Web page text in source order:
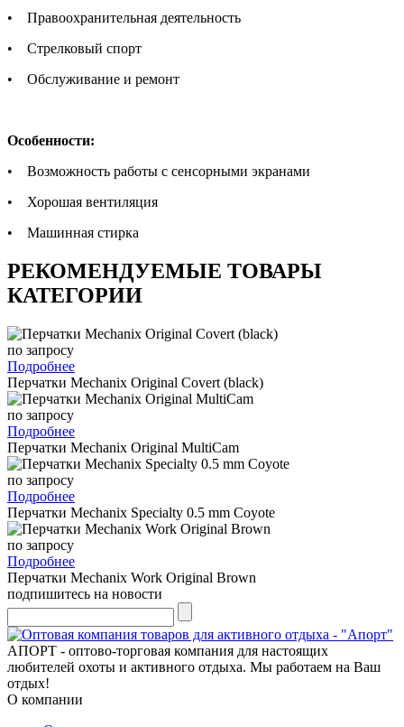
• Правоохранительная деятельность
• Стрелковый спорт
• Обслуживание и ремонт
Особенности:
• Возможность работы с сенсорными экранами
• Хорошая вентиляция
• Машинная стирка
РЕКОМЕНДУЕМЫЕ ТОВАРЫ
КАТЕГОРИИ
по запросу
Подробнее
Перчатки Mechanix Original Covert (black)
по запросу
Подробнее
Перчатки Mechanix Original MultiCam
по запросу
Подробнее
Перчатки Mechanix Specialty 0.5 mm Coyote
по запросу
Подробнее
Перчатки Mechanix Work Original Brown
подпишитесь на новости
АПОРТ - оптово-торговая компания для настоящих
любителей охоты и активного отдыха. Мы работаем на Ваш
отдых!
О компании